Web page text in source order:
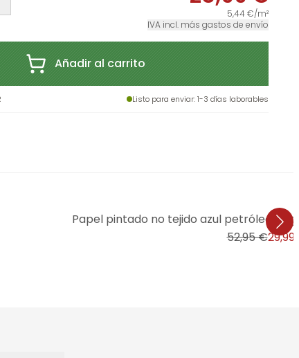
5,44 €/m²
IVA incl. más gastos de envío
Añadir al carrito
Listo para enviar: 1-3 días laborables
Papel pintado no tejido azul petróleo
52,95 €